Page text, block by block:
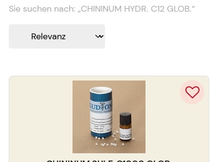
Sie suchen nach: „CHININUM HYDR. C12 GLOB.“